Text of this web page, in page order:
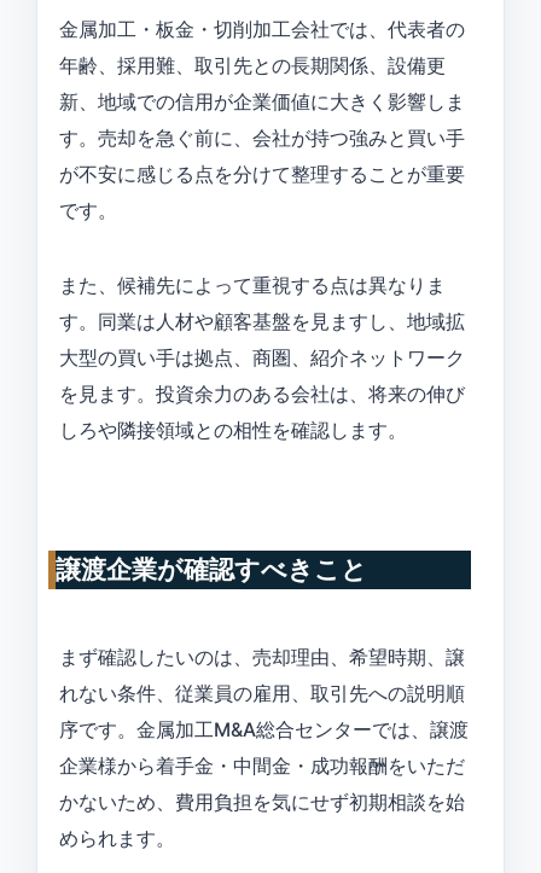
金属加工・板金・切削加工会社では、代表者の
年齢、採用難、取引先との長期関係、設備更
新、地域での信用が企業価値に大きく影響しま
す。売却を急ぐ前に、会社が持つ強みと買い手
が不安に感じる点を分けて整理することが重要
です。
また、候補先によって重視する点は異なりま
す。同業は人材や顧客基盤を見ますし、地域拡
大型の買い手は拠点、商圏、紹介ネットワーク
を見ます。投資余力のある会社は、将来の伸び
しろや隣接領域との相性を確認します。
譲渡企業が確認すべきこと
まず確認したいのは、売却理由、希望時期、譲
れない条件、従業員の雇用、取引先への説明順
序です。金属加工M&A総合センターでは、譲渡
企業様から着手金・中間金・成功報酬をいただ
かないため、費用負担を気にせず初期相談を始
められます。